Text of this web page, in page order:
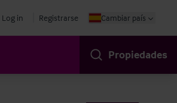
Log in Registrarse Cambiar país
Propiedades